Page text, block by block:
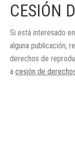
CESIÓN
Si está interesado
alguna publicación,
derechos de
a cesión de